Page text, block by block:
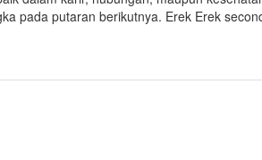
pada putaran berikutnya. Erek Erek